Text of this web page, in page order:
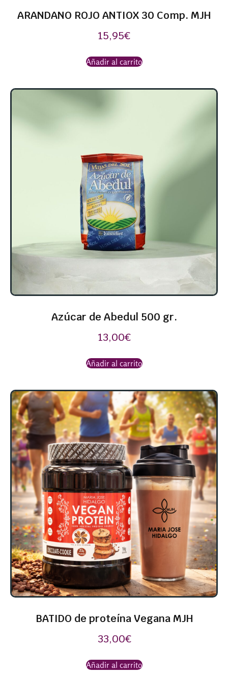
ARANDANO ROJO ANTIOX 30 Comp. MJH
15,95€
Añadir al carrito
Azúcar de Abedul 500 gr.
13,00€
Añadir al carrito
BATIDO de proteína Vegana MJH
33,00€
Añadir al carrito